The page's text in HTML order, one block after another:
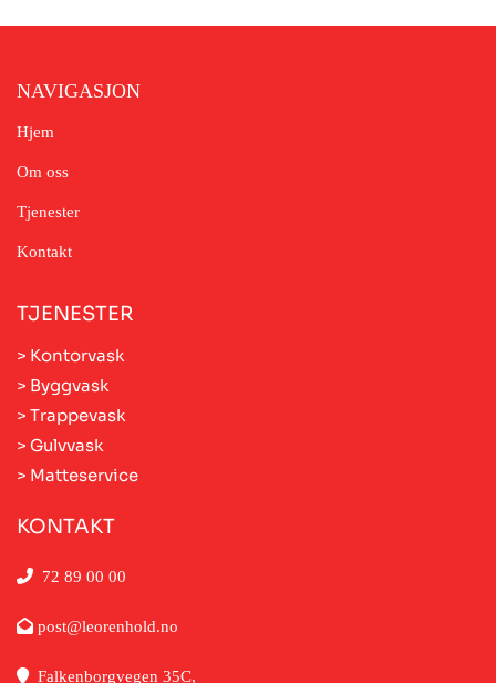
NAVIGASJON
Hjem
Om oss
Tjenester
Kontakt
TJENESTER
> Kontorvask
> Byggvask
> Trappevask
> Gulvvask
> Matteservice
KONTAKT
 72 89 00 00
 post@leorenhold.no
 Falkenborgvegen 35C,